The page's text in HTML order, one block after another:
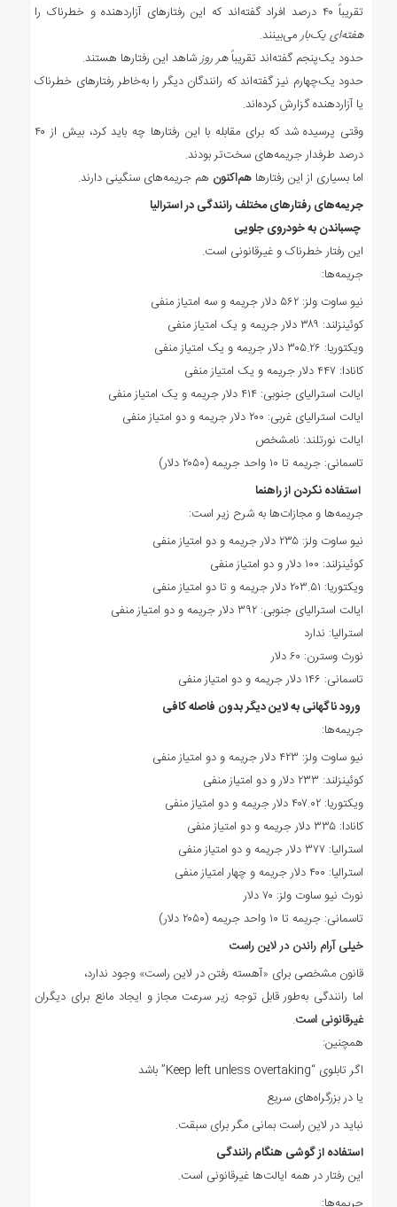
تقریباً ۴۰ درصد افراد گفته‌اند که این رفتارهای آزاردهنده و خطرناک را
هفته‌ای یک‌بارمی‌بینند.
حدود یک‌پنجم گفته‌اند تقریباًهر روزشاهد این رفتارها هستند.
حدود یک‌چهارم نیز گفته‌اند که رانندگان دیگر را به‌خاطر رفتارهای خطرناک
یا آزاردهنده گزارش کرده‌اند.
وقتی پرسیده شد که برای مقابله با این رفتارها چه باید کرد، بیش از ۴۰
درصد طرفدار جریمه‌های سخت‌تر بودند.
اما بسیاری از این رفتارها هم‌اکنون هم جریمه‌های سنگینی دارند.
جریمه‌های رفتارهای مختلف رانندگی در استرالیا
چسباندن به خودروی جلویی
این رفتار خطرناک و غیرقانونی است.
جریمه‌ها:
نیو ساوت ولز: ۵۶۲ دلار جریمه و سه امتیاز منفی
کوئینزلند: ۳۸۹ دلار جریمه و یک امتیاز منفی
ویکتوریا: ۳۰۵.۲۶ دلار جریمه و یک امتیاز منفی
کانادا: ۴۴۷ دلار جریمه و یک امتیاز منفی
ایالت استرالیای جنوبی: ۴۱۴ دلار جریمه و یک امتیاز منفی
ایالت استرالیای غربی: ۲۰۰ دلار جریمه و دو امتیاز منفی
ایالت نورتلند: نامشخص
تاسمانی: جریمه تا ۱۰ واحد جریمه (۲۰۵۰ دلار)
استفاده نکردن از راهنما
جریمه‌ها و مجازات‌ها به شرح زیر است:
نیو ساوت ولز: ۲۳۵ دلار جریمه و دو امتیاز منفی
کوئینزلند: ۱۰۰ دلار و دو امتیاز منفی
ویکتوریا: ۲۰۳.۵۱ دلار جریمه و تا دو امتیاز منفی
ایالت استرالیای جنوبی: ۳۹۲ دلار جریمه و دو امتیاز منفی
استرالیا: ندارد
نورث وسترن: ۶۰ دلار
تاسمانی: ۱۴۶ دلار جریمه و دو امتیاز منفی
ورود ناگهانی به لاین دیگر بدون فاصله کافی
جریمه‌ها:
نیو ساوت ولز: ۴۲۳ دلار جریمه و دو امتیاز منفی
کوئینزلند: ۲۳۳ دلار و دو امتیاز منفی
ویکتوریا: ۴۰۷.۰۲ دلار جریمه و دو امتیاز منفی
کانادا: ۳۳۵ دلار جریمه و دو امتیاز منفی
استرالیا: ۳۷۷ دلار جریمه و دو امتیاز منفی
استرالیا: ۴۰۰ دلار جریمه و چهار امتیاز منفی
نورث نیو ساوت ولز: ۷۰ دلار
تاسمانی: جریمه تا ۱۰ واحد جریمه (۲۰۵۰ دلار)
خیلی آرام راندن در لاین راست
قانون مشخصی برای «آهسته رفتن در لاین راست» وجود ندارد،
اما رانندگی به‌طور قابل توجه زیر سرعت مجاز و ایجاد مانع برای دیگران
غیرقانونی است.
همچنین:
اگر تابلوی “Keep left unless overtaking” باشد
یا در بزرگراه‌های سریع
نباید در لاین راست بمانی مگر برای سبقت.
استفاده از گوشی هنگام رانندگی
این رفتار در همه ایالت‌ها غیرقانونی است.